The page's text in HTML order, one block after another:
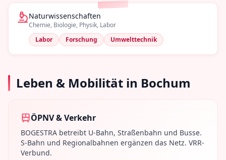
Naturwissenschaften
Chemie, Biologie, Physik, Labor
Labor
Forschung Umwelttechnik
Leben & Mobilität in Bochum
ÖPNV & Verkehr
BOGESTRA betreibt U-Bahn, Straßenbahn und Busse.
S-Bahn und Regionalbahnen ergänzen das Netz. VRR-
Verbund.